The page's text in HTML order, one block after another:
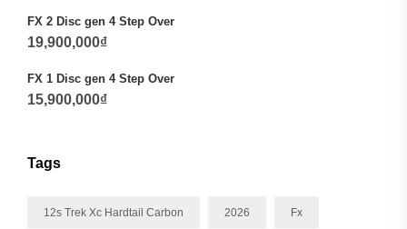
FX 2 Disc gen 4 Step Over
19,900,000₫
FX 1 Disc gen 4 Step Over
15,900,000₫
Tags
12s Trek Xc Hardtail Carbon 2026 Fx